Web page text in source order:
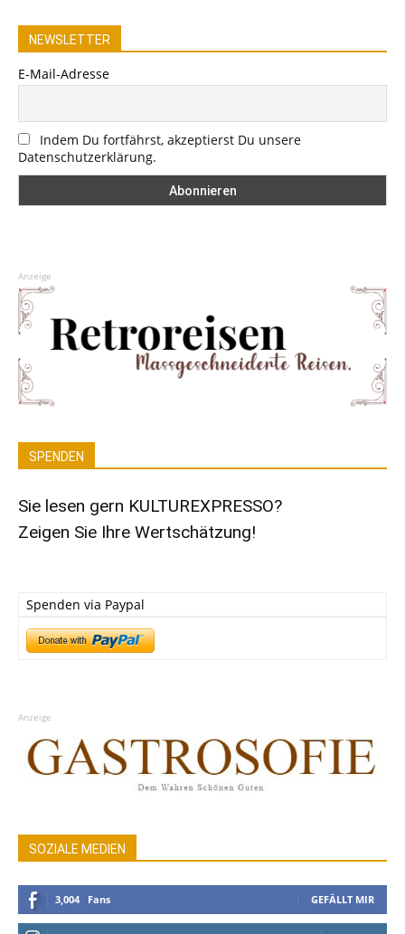
NEWSLETTER
E-Mail-Adresse
Indem Du fortfährst, akzeptierst Du unsere
Datenschutzerklärung.
Anzeige
SPENDEN
Sie lesen gern KULTUREXPRESSO?
Zeigen Sie Ihre Wertschätzung!
Spenden via Paypal
Anzeige
SOZIALE MEDIEN
3,004 Fans GEFÄLLT MIR